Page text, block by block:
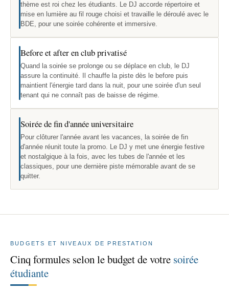
thème est roi chez les étudiants. Le DJ accorde répertoire et
mise en lumière au fil rouge choisi et travaille le déroulé avec le
BDE, pour une soirée cohérente et immersive.
Before et after en club privatisé
Quand la soirée se prolonge ou se déplace en club, le DJ
assure la continuité. Il chauffe la piste dès le before puis
maintient l'énergie tard dans la nuit, pour une soirée d'un seul
tenant qui ne connaît pas de baisse de régime.
Soirée de fin d'année universitaire
Pour clôturer l'année avant les vacances, la soirée de fin
d'année réunit toute la promo. Le DJ y met une énergie festive
et nostalgique à la fois, avec les tubes de l'année et les
classiques, pour une dernière piste mémorable avant de se
quitter.
BUDGETS ET NIVEAUX DE PRESTATION
Cinq formules selon le budget de votre soirée
étudiante